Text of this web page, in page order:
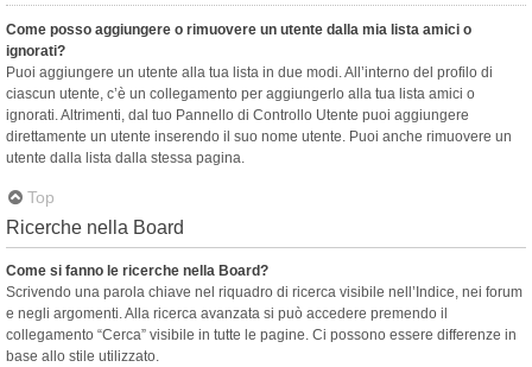
Come posso aggiungere o rimuovere un utente dalla mia lista amici o
ignorati?
Puoi aggiungere un utente alla tua lista in due modi. All’interno del profilo di
ciascun utente, c’è un collegamento per aggiungerlo alla tua lista amici o
ignorati. Altrimenti, dal tuo Pannello di Controllo Utente puoi aggiungere
direttamente un utente inserendo il suo nome utente. Puoi anche rimuovere un
utente dalla lista dalla stessa pagina.
Top
Ricerche nella Board
Come si fanno le ricerche nella Board?
Scrivendo una parola chiave nel riquadro di ricerca visibile nell’Indice, nei forum
e negli argomenti. Alla ricerca avanzata si può accedere premendo il
collegamento “Cerca” visibile in tutte le pagine. Ci possono essere differenze in
base allo stile utilizzato.